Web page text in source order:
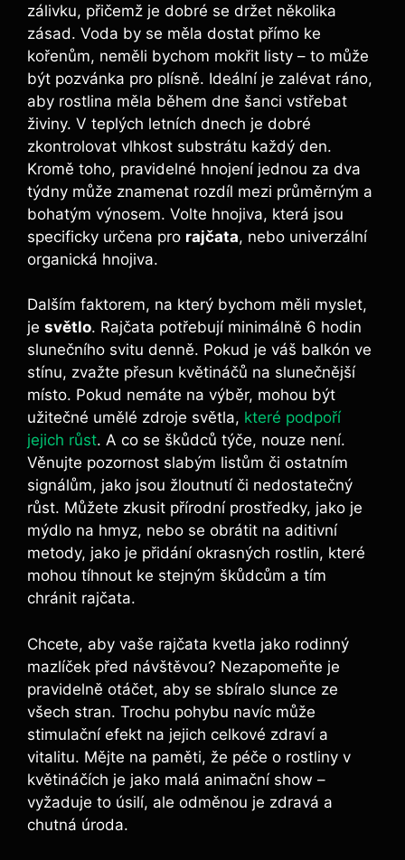
zálivku, přičemž⁣ je dobré se držet několika
zásad.⁢ Voda by⁤ se‍ měla dostat přímo ke⁢
kořenům, neměli bychom ‌mokřit‌ listy ‍–​ to může
být pozvánka pro plísně. Ideální je zalévat ​ráno,
aby rostlina měla ⁤během‍ dne‍ šanci​ vstřebat
živiny. V teplých‌ letních dnech​ je dobré
zkontrolovat vlhkost substrátu každý den.⁤
Kromě toho, ‌pravidelné hnojení jednou za⁣ dva
týdny může znamenat rozdíl​ mezi‍ průměrným ⁤a
bohatým výnosem. Volte⁤ hnojiva,⁣ která jsou
⁤specificky​ určena pro rajčata, nebo ​univerzální
organická hnojiva.‌
Dalším faktorem, na který bychom ⁢měli myslet,‌
je světlo.‍ Rajčata potřebují minimálně 6 hodin
slunečního svitu⁢ denně.⁢ Pokud je váš balkón ve
stínu, zvažte přesun⁤ květináčů na slunečnější
⁤místo. Pokud nemáte ‍na‍ výběr,⁣ mohou ⁣být
užitečné umělé zdroje světla,​ které podpoří‍
jejich růst. A ⁣co se škůdců​ týče, nouze ​není.
Věnujte pozornost slabým listům ⁤či‌ ostatním
signálům, jako jsou ⁢žloutnutí či nedostatečný
růst. Můžete zkusit přírodní prostředky, jako je
mýdlo na hmyz, nebo ⁢se obrátit​ na⁢ aditivní
metody, jako ⁣je přidání okrasných⁤ rostlin, které
mohou tíhnout ⁣ke⁤ stejným ⁣škůdcům a tím⁤
chránit rajčata.
Chcete, aby ⁤vaše rajčata kvetla⁢ jako rodinný
mazlíček před ‍návštěvou? Nezapomeňte je
pravidelně otáčet, aby se sbíralo slunce ze
všech ⁣stran. Trochu pohybu‍ navíc ‌může
stimulační efekt ⁣na jejich‍ celkové⁣ zdraví‌ a
vitalitu. Mějte na paměti, že péče o ⁣rostliny v
‍květináčích ⁤je jako malá animační show⁣ –
vyžaduje to ‌úsilí, ale‍ odměnou ‍je zdravá a
chutná úroda.